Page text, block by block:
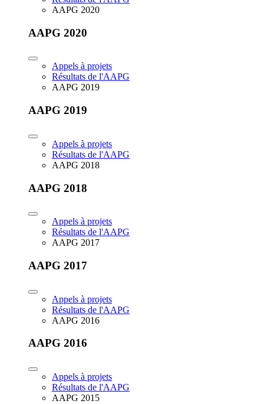
AAPG 2020
AAPG 2020
Appels à projets
Résultats de l'AAPG
AAPG 2019
AAPG 2019
Appels à projets
Résultats de l'AAPG
AAPG 2018
AAPG 2018
Appels à projets
Résultats de l'AAPG
AAPG 2017
AAPG 2017
Appels à projets
Résultats de l'AAPG
AAPG 2016
AAPG 2016
Appels à projets
Résultats de l'AAPG
AAPG 2015